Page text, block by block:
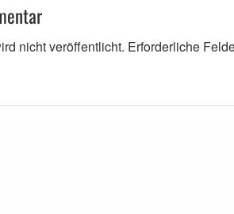
nicht veröffentlicht. Erforderliche